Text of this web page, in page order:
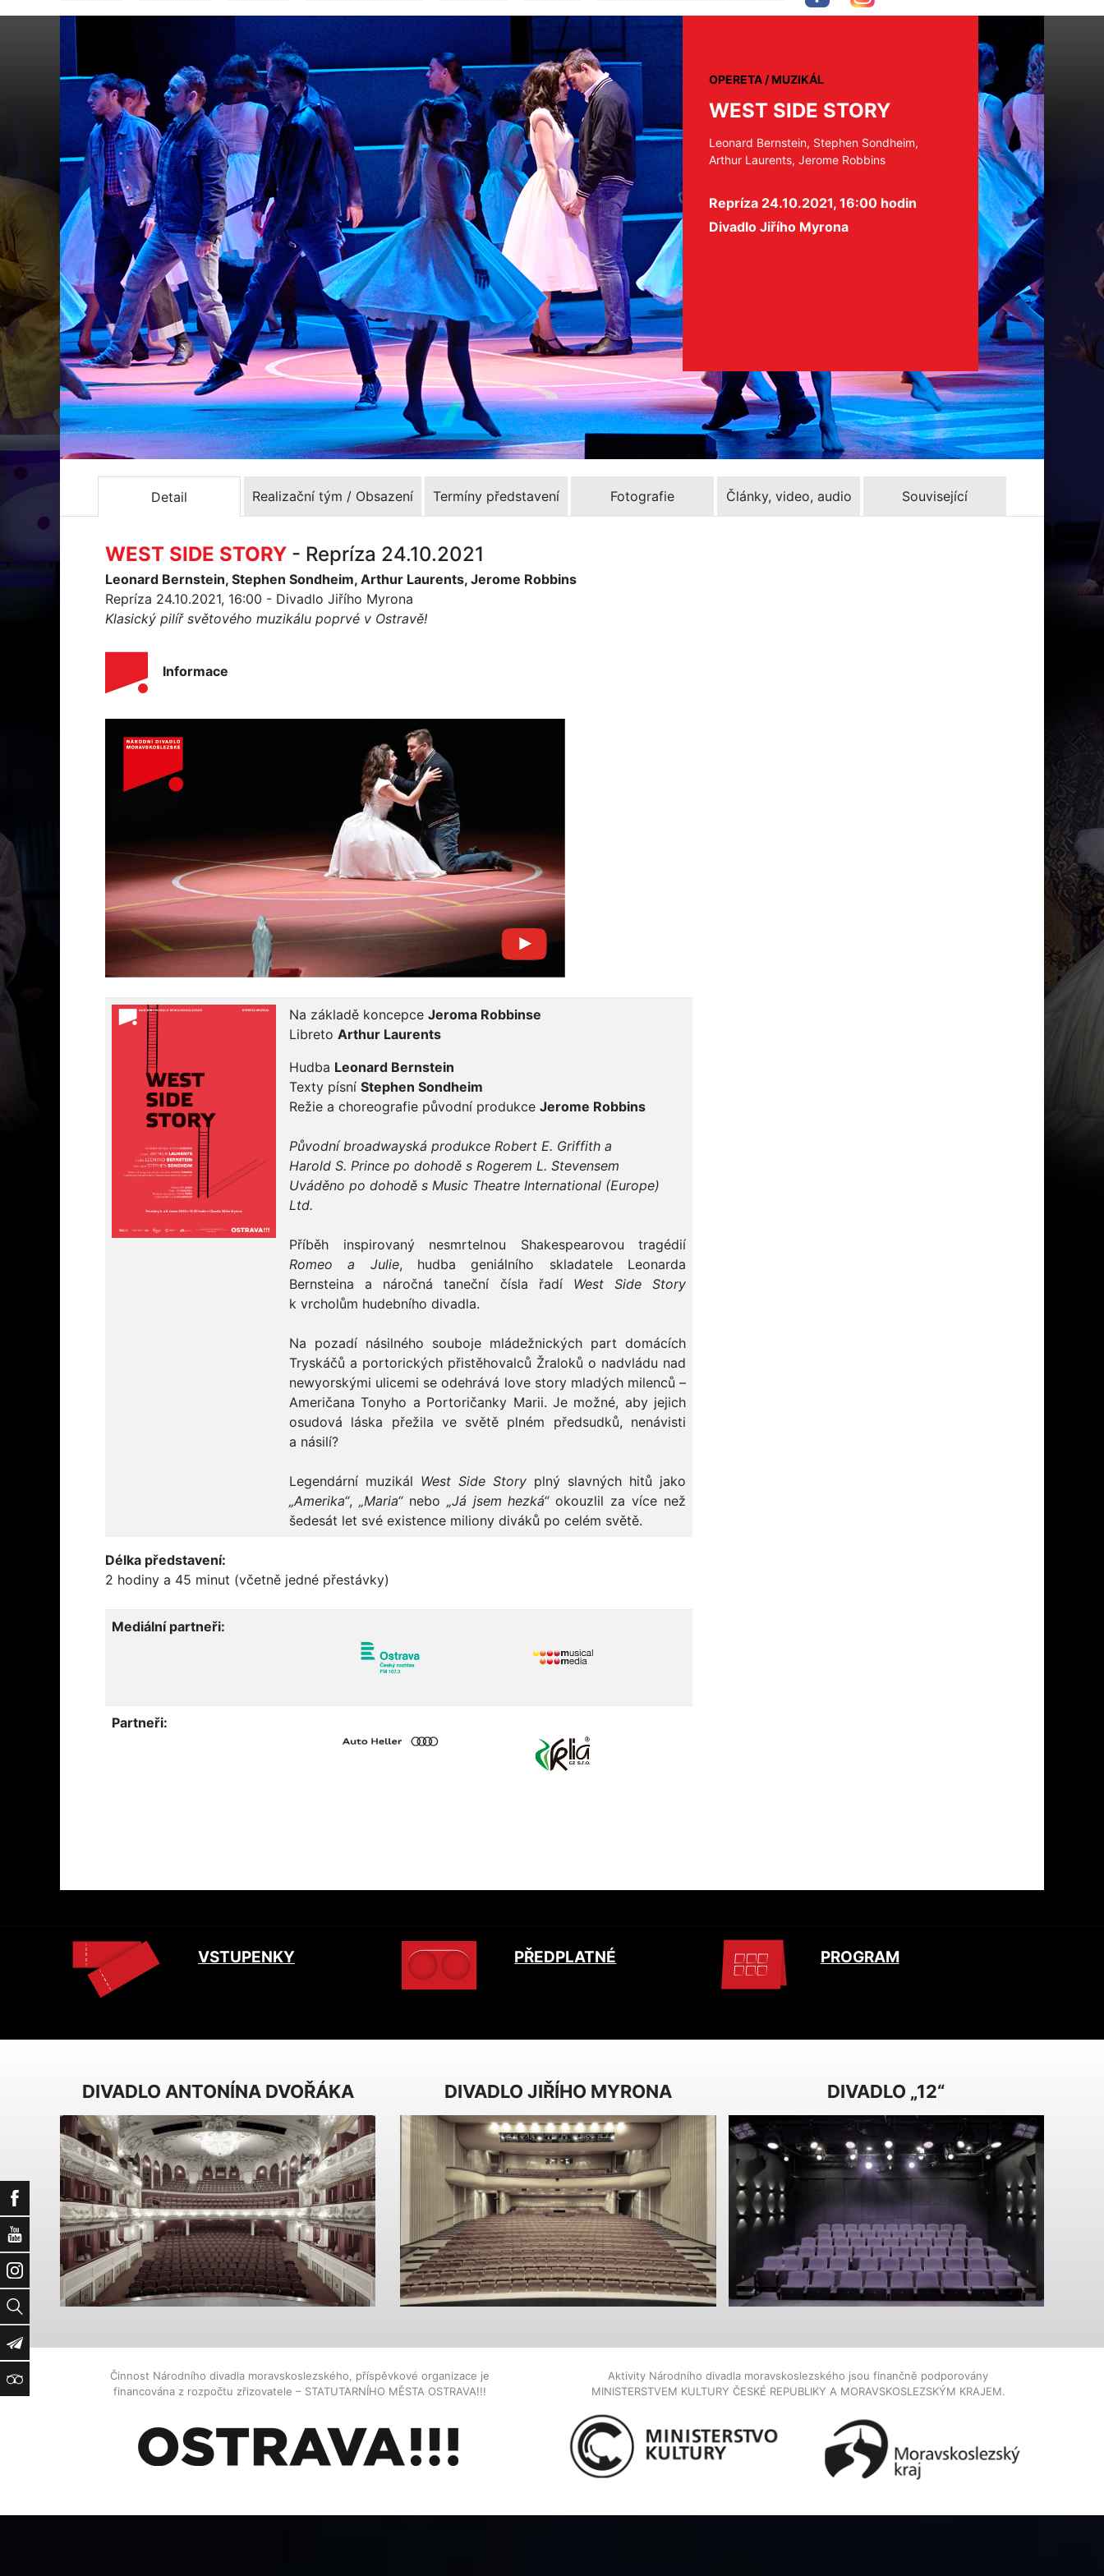
Facebook
YouTube
Instagram
Vyhledat
Newsletter
TripAdvisor
OPERETA / MUZIKÁL
WEST SIDE STORY
Leonard Bernstein, Stephen Sondheim,
Arthur Laurents, Jerome Robbins
Repríza 24.10.2021, 16:00 hodin
Divadlo Jiřího Myrona
Detail Realizační tým / Obsazení Termíny představení Fotografie Články, video, audio Související
WEST SIDE STORY - Repríza 24.10.2021
Leonard Bernstein, Stephen Sondheim, Arthur Laurents, Jerome Robbins
Repríza 24.10.2021, 16:00 - Divadlo Jiřího Myrona
Klasický pilíř světového muzikálu poprvé v Ostravě!
Informace
Na základě koncepce Jeroma Robbinse
Libreto Arthur Laurents
Hudba Leonard Bernstein
Texty písní Stephen Sondheim
Režie a choreografie původní produkce Jerome Robbins
Původní broadwayská produkce Robert E. Griffith a
Harold S. Prince po dohodě s Rogerem L. Stevensem
Uváděno po dohodě s Music Theatre International (Europe)
Ltd.
Příběh inspirovaný nesmrtelnou Shakespearovou tragédií
Romeo a Julie, hudba geniálního skladatele Leonarda
Bernsteina a náročná taneční čísla řadí West Side Story
k vrcholům hudebního divadla.
Na pozadí násilného souboje mládežnických part domácích
Tryskáčů a portorických přistěhovalců Žraloků o nadvládu nad
newyorskými ulicemi se odehrává love story mladých milenců –
Američana Tonyho a Portoričanky Marii. Je možné, aby jejich
osudová láska přežila ve světě plném předsudků, nenávisti
a násilí?
Legendární muzikál West Side Story plný slavných hitů jako
„Amerika“, „Maria“nebo „Já jsem hezká“okouzlil za více než
šedesát let své existence miliony diváků po celém světě.
Délka představení:
2 hodiny a 45 minut (včetně jedné přestávky)
Mediální partneři:
Partneři:
VSTUPENKY PŘEDPLATNÉ PROGRAM
DIVADLO ANTONÍNA DVOŘÁKA DIVADLO JIŘÍHO MYRONA DIVADLO „12“
Činnost Národního divadla moravskoslezského, příspěvkové organizace je
financována z rozpočtu zřizovatele – STATUTARNÍHO MĚSTA OSTRAVA!!!
Aktivity Národního divadla moravskoslezského jsou finančně podporovány
MINISTERSTVEM KULTURY ČESKÉ REPUBLIKY A MORAVSKOSLEZSKÝM KRAJEM.